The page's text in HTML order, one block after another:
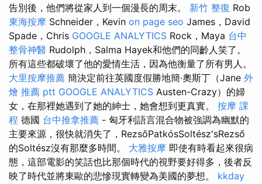
告別後，他們將從家人到一個漫長的周末。 新竹 整復 Rob
東海按摩 Schneider，Kevin on page seo James，David
Spade，Chris GOOGLE ANALYTICS Rock，Maya 台中
整骨神醫 Rudolph，Salma Hayek和他們的同齡人笑了。
所有這些都破壞了他的愛情生活，因為他衡量了所有男人。
大里按摩推薦 簡決定前往英國度假勝地簡·奧斯丁（Jane 外
燴 推薦 ptt GOOGLE ANALYTICS Austen-Crazy）的婦
女，在那裡她遇到了她的紳士，她會想到更真實。 按摩 課
程 德國 台中推拿推薦 - 匈牙利語言混合物被強調為幽默的
主要來源，很快就消失了，RezsőPatkósSoltész'sRezső
的Soltész沒有那麼多時間。 大雅按摩 即使有時看起來很病
態，這部電影的笑話也比那個時代的視野要好得多，後者反
映了時代並將東歐的悲慘現實轉變為美國的夢想。 kkday